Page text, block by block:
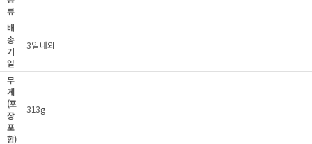
류
배
송
기
일
3일 내외
무
게
(포
장
포
함)
313g